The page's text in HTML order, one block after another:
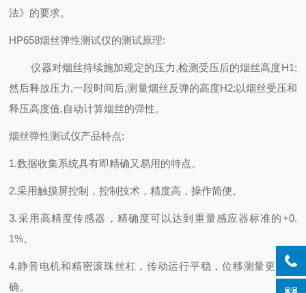
法》的要求。
HP658烟丝弹性测试仪的测试原理:
仪器对烟丝持续施加规定的压力,检测受压后的烟丝高度H1;
然后释放压力,一段时间后,测量烟丝反弹的高度H2; 以烟丝受压和
释压高度值,自动计算烟丝的弹性。
烟丝弹性测试仪产品特点:
1.数据收集系统具有即精确又易用的特点。
2.采用触摸屏控制，控制技术，精度高，操作简便。
3.采用高精度传感器，精确度可以达到重量感应器标准的+0.
1%。
4.静音电机和精密滚珠丝杠，传动运行平稳，位移测量更加准
确。